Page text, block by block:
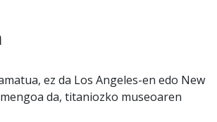
ez da Los Angeles-en edo New
da, titaniozko museoaren